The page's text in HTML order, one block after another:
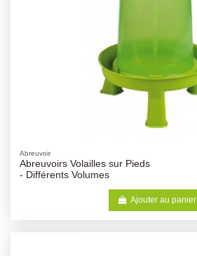
Abreuvoir
Abreuvoirs Volailles sur Pieds
- Différents Volumes
Ajouter au panier